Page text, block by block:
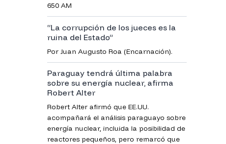
650 AM
“La corrupción de los jueces es la
ruina del Estado”
Por Juan Augusto Roa (Encarnación).
Paraguay tendrá última palabra
sobre su energía nuclear, afirma
Robert Alter
Robert Alter afirmó que EE.UU.
acompañará el análisis paraguayo sobre
energía nuclear, incluida la posibilidad de
reactores pequeños, pero remarcó que